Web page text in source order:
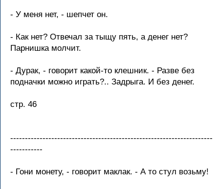
- У меня нет, - шепчет он.
- Как нет? Отвечал за тыщу пять, а денег нет?
Парнишка молчит.
- Дурак, - говорит какой-то клешник. - Разве без
подначки можно играть?.. Задрыга. И без денег.
стр. 46
---------------------------------------------------------------------
-----------
- Гони монету, - говорит маклак. - А то стул возьму!